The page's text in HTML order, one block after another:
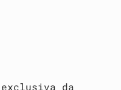
exclusiva da